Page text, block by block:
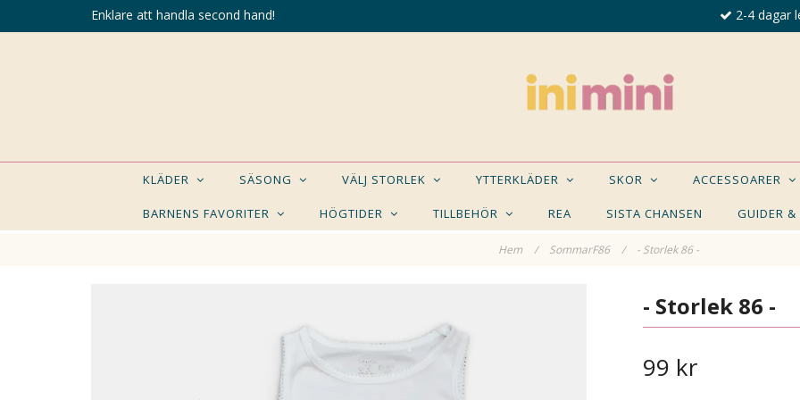
Enklare att handla second hand! 2-4 dagar
KLÄDER SÄSONG VÄLJ STORLEK YTTERKLÄDER SKOR ACCESSOARER
BARNENS FAVORITER HÖGTIDER TILLBEHÖR REA SISTA CHANSEN GUIDER &
Hem / SommarF86 / - Storlek 86 -
KANSKE NÅGON AV DESSA PRODUKTER KAN- Storlek 86 -
99 kr